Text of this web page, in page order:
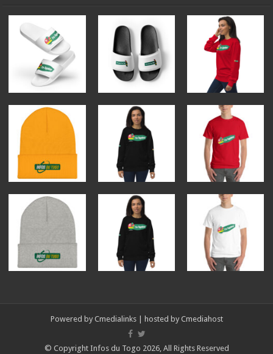
Powered by Cmedialinks| hosted by Cmediahost
© Copyright Infos du Togo 2026, All Rights Reserved